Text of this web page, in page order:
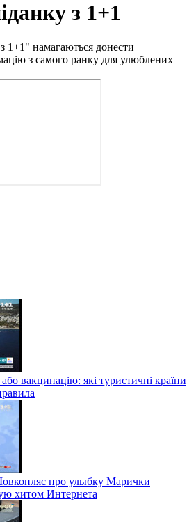
з 1+1
1+1" намагаються донести
з самого ранку для улюблених
вакцинацію: які туристичні країни
про улыбку Марички
хитом Интернета